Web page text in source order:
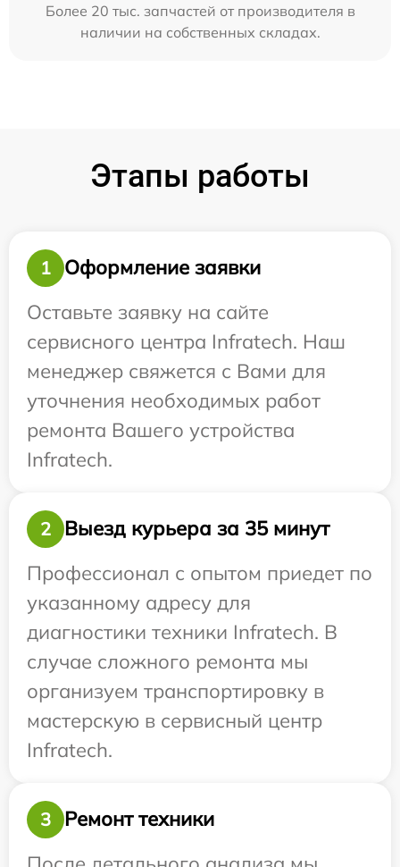
Более 20 тыс. запчастей от производителя в
наличии на собственных складах.
Этапы работы
1
Оформление заявки
Оставьте заявку на сайте
сервисного центра Infratech. Наш
менеджер свяжется с Вами для
уточнения необходимых работ
ремонта Вашего устройства
Infratech.
2
Выезд курьера за 35 минут
Профессионал с опытом приедет по
указанному адресу для
диагностики техники Infratech. В
случае сложного ремонта мы
организуем транспортировку в
мастерскую в сервисный центр
Infratech.
3
Ремонт техники